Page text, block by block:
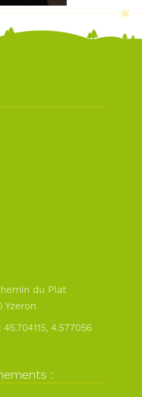
du Plat
Yzeron
45.704115, 4.577056
: